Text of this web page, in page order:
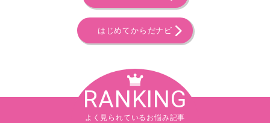
はじめてからだナビ
RANKING
よく見られているお悩み記事